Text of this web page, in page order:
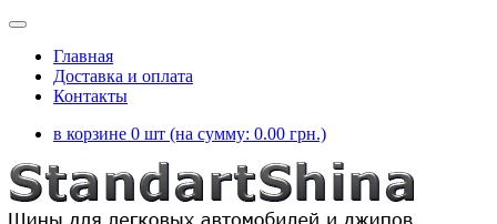
Главная
Доставка и оплата
Контакты
в корзине 0 шт (на сумму: 0.00 грн.)